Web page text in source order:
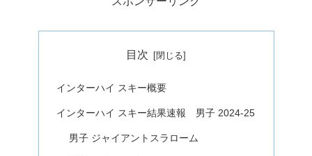
目次
インターハイ スキー概要
インターハイ スキー結果速報 男子 2024-25
男子 ジャイアントスラローム